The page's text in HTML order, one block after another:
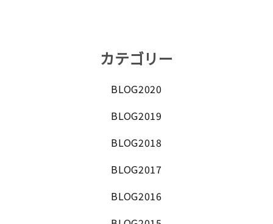
カテゴリー
BLOG2020
BLOG2019
BLOG2018
BLOG2017
BLOG2016